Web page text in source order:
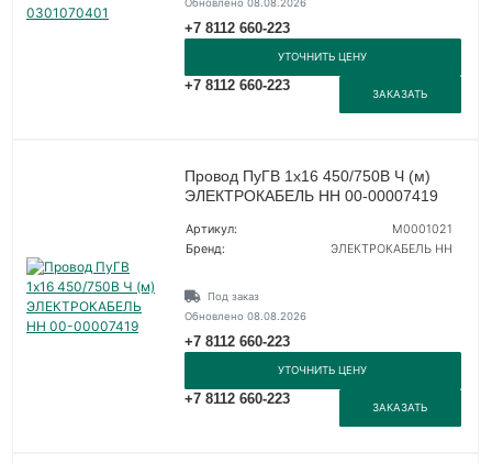
Обновлено 08.08.2026
+7 8112 660-223
УТОЧНИТЬ ЦЕНУ
+7 8112 660-223
ЗАКАЗАТЬ
Провод ПуГВ 1х16 450/750В Ч (м)
ЭЛЕКТРОКАБЕЛЬ НН 00-00007419
Артикул:
M0001021
Бренд:
ЭЛЕКТРОКАБЕЛЬ НН
Под заказ
Обновлено 08.08.2026
+7 8112 660-223
УТОЧНИТЬ ЦЕНУ
+7 8112 660-223
ЗАКАЗАТЬ